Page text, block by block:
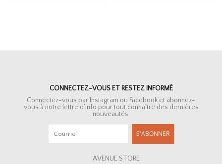
CONNECTEZ-VOUS ET RESTEZ INFORMÉ
Connectez-vous par Instagram ou Facebook et abonnez-
vous à notre lettre d’info pour tout connaître des dernières
nouveautés.
S'ABONNER
AVENUE STORE